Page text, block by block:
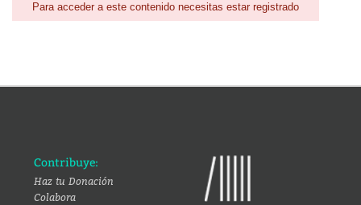
Para acceder a este contenido necesitas estar registrado
Contribuye:
Haz tu Donación
Colabora